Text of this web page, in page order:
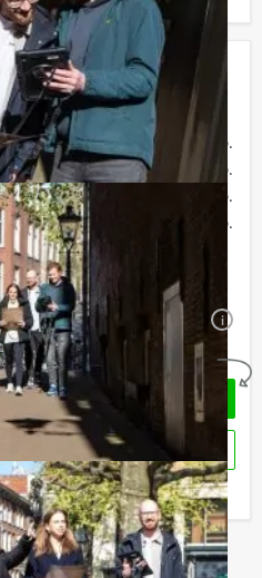
€ 72,50 p.p.
€ 69,50 p.p.
€ 66,50 p.p.
€ 64,50 p.p.
i
Geheel vrijblijvend
over dit uitje